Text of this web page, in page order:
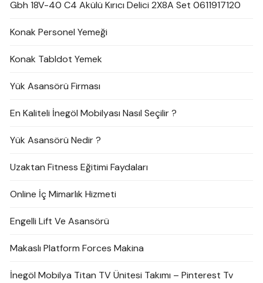
Gbh 18V-40 C4 Akülü Kırıcı Delici 2X8A Set 0611917120
Konak Personel Yemeği
Konak Tabldot Yemek
Yük Asansörü Firması
En Kaliteli İnegöl Mobilyası Nasıl Seçilir ?
Yük Asansörü Nedir ?
Uzaktan Fitness Eğitimi Faydaları
Online İç Mimarlık Hizmeti
Engelli Lift Ve Asansörü
Makaslı Platform Forces Makina
İnegöl Mobilya Titan TV Ünitesi Takımı – Pinterest Tv